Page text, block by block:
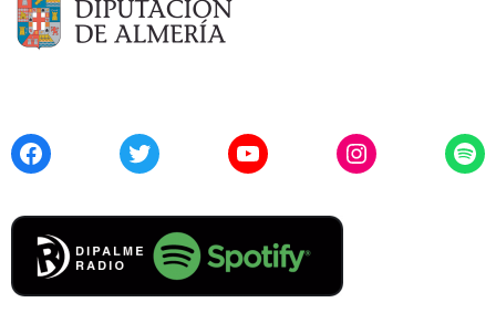
FacebookTwitter YouTubeInstagram